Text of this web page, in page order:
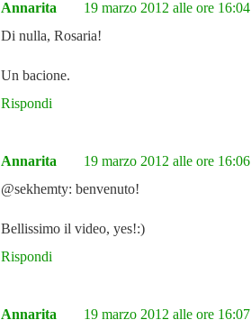
Annarita
19 marzo 2012 alle ore 16:04
Di nulla, Rosaria!
Un bacione.
Rispondi
Annarita
19 marzo 2012 alle ore 16:06
@sekhemty: benvenuto!
Bellissimo il video, yes!:)
Rispondi
Annarita
19 marzo 2012 alle ore 16:07